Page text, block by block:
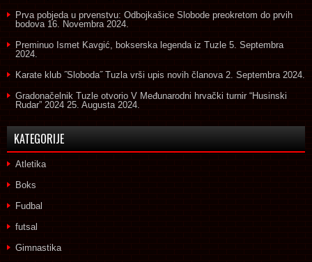
Prva pobjeda u prvenstvu: Odbojkašice Slobode preokretom do prvih
bodova 16. Novembra 2024.
Preminuo Ismet Kavgić, bokserska legenda iz Tuzle 5. Septembra
2024.
Karate klub ˝Sloboda˝ Tuzla vrši upis novih članova 2. Septembra 2024.
Gradonačelnik Tuzle otvorio V Međunarodni hrvački turnir “Husinski
Rudar” 2024 25. Augusta 2024.
KATEGORIJE
Atletika
Boks
Fudbal
futsal
Gimnastika